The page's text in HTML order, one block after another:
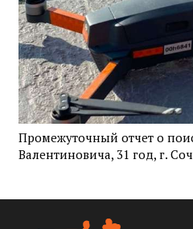
Промежуточный отчет о
Валентиновича, 31 год, г.